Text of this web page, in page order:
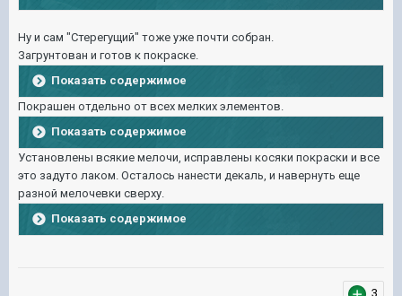
Ну и сам "Стерегущий" тоже уже почти собран.
Загрунтован и готов к покраске.
Показать содержимое
Покрашен отдельно от всех мелких элементов.
Показать содержимое
Установлены всякие мелочи, исправлены косяки покраски и все
это задуто лаком. Осталось нанести декаль, и навернуть еще
разной мелочевки сверху.
Показать содержимое
3